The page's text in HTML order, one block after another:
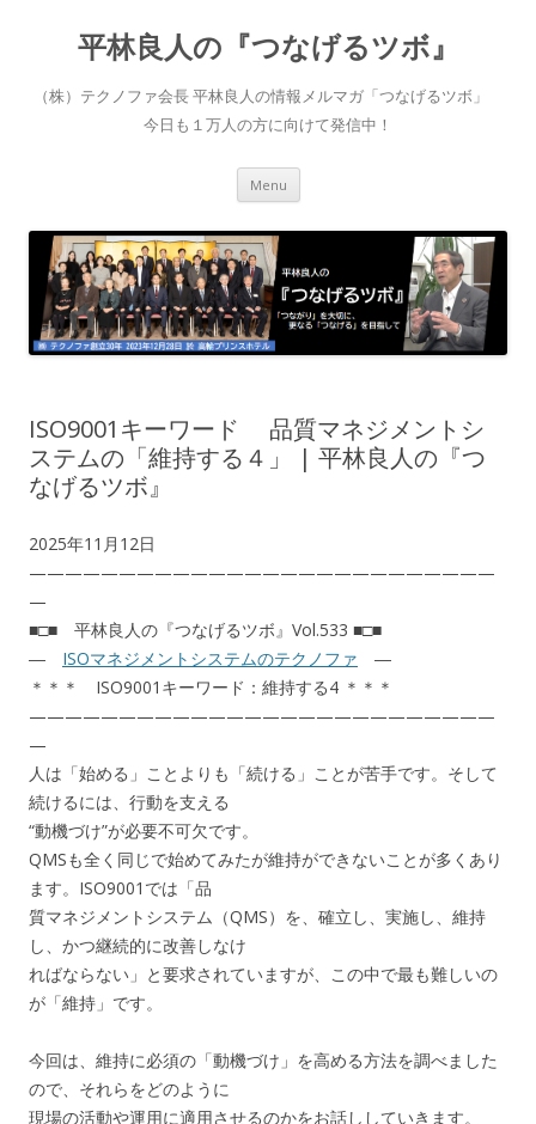
平林良人の『つなげるツボ』
（株）テクノファ会長 平林良人の情報メルマガ「つなげるツボ」
今日も１万人の方に向けて発信中！
Menu Skip to content
ISO9001キーワード 品質マネジメントシ
ステムの「維持する４」 | 平林良人の『つ
なげるツボ』
2025年11月12日
——————————————————————————
—
■□■ 平林良人の『つなげるツボ』Vol.533 ■□■
― ISOマネジメントシステムのテクノファ ―
＊＊＊ ISO9001キーワード：維持する4 ＊＊＊
——————————————————————————
—
人は「始める」ことよりも「続ける」ことが苦手です。そして
続けるには、行動を支える
“動機づけ”が必要不可欠です。
QMSも全く同じで始めてみたが維持ができないことが多くあり
ます。ISO9001では「品
質マネジメントシステム（QMS）を、確立し、実施し、維持
し、かつ継続的に改善しなけ
ればならない」と要求されていますが、この中で最も難しいの
が「維持」です。
今回は、維持に必須の「動機づけ」を高める方法を調べました
ので、それらをどのように
現場の活動や運用に適用させるのかをお話ししていきます。